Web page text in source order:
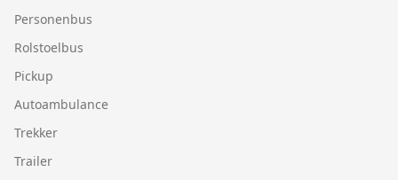
Personenbus
Rolstoelbus
Pickup
Autoambulance
Trekker
Trailer